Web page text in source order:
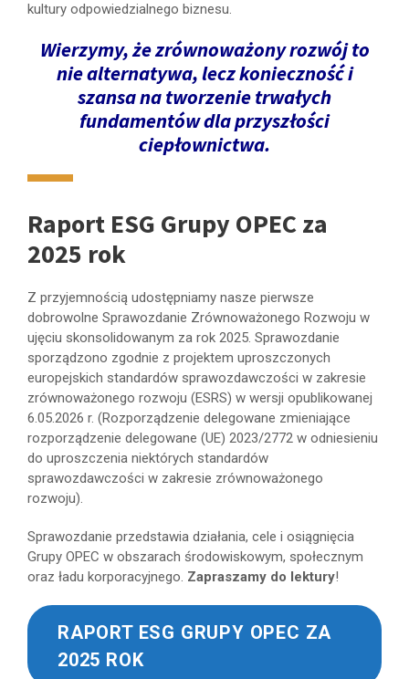
kultury odpowiedzialnego biznesu.
Wierzymy, że zrównoważony rozwój to
nie alternatywa, lecz konieczność i
szansa na tworzenie trwałych
fundamentów dla przyszłości
ciepłownictwa.
Raport ESG Grupy OPEC za
2025 rok
Z przyjemnością udostępniamy nasze pierwsze
dobrowolne Sprawozdanie Zrównoważonego Rozwoju w
ujęciu skonsolidowanym za rok 2025. Sprawozdanie
sporządzono zgodnie z projektem uproszczonych
europejskich standardów sprawozdawczości w zakresie
zrównoważonego rozwoju (ESRS) w wersji opublikowanej
6.05.2026 r. (Rozporządzenie delegowane zmieniające
rozporządzenie delegowane (UE) 2023/2772 w odniesieniu
do uproszczenia niektórych standardów
sprawozdawczości w zakresie zrównoważonego
rozwoju).
Sprawozdanie przedstawia działania, cele i osiągnięcia
Grupy OPEC w obszarach środowiskowym, społecznym
oraz ładu korporacyjnego. Zapraszamy do lektury!
RAPORT ESG GRUPY OPEC ZA
2025 ROK